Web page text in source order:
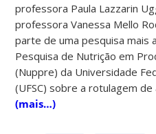
professora Paula Lazzarin
professora Vanessa Mello
parte de uma pesquisa mais
Pesquisa de Nutrição em
(Nuppre) da Universidade
(UFSC) sobre a rotulagem de
(mais…)